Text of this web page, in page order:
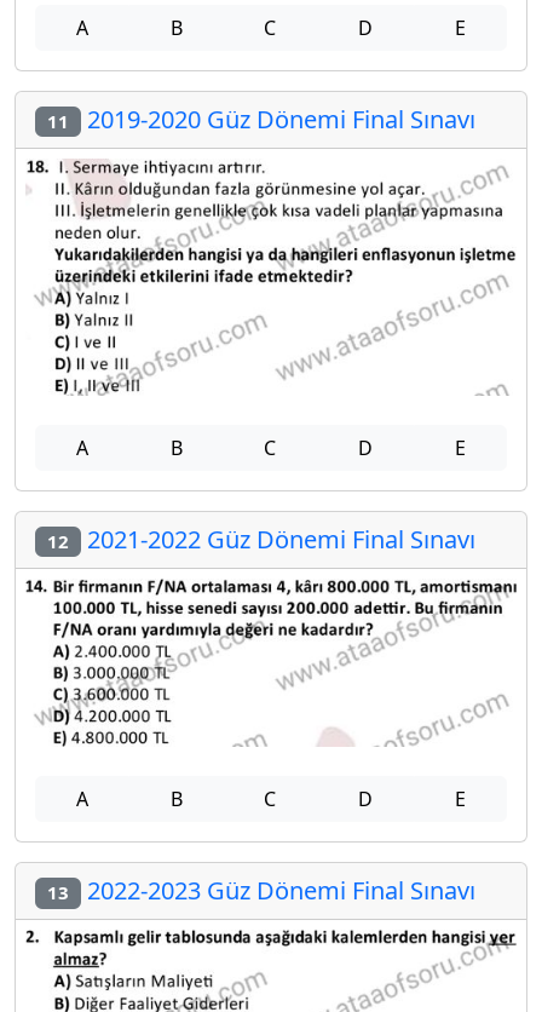
A B C D E
11 2019-2020 Güz Dönemi Final Sınavı
A B C D E
12 2021-2022 Güz Dönemi Final Sınavı
A B C D E
13 2022-2023 Güz Dönemi Final Sınavı